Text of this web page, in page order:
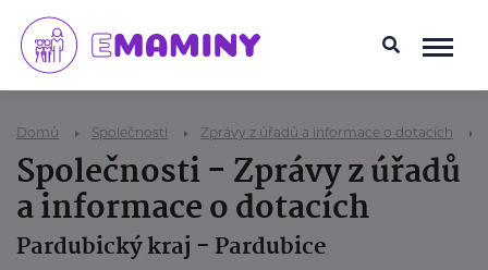
Domů Společnosti Zprávy z úřadů a informace o dotacích
Společnosti - Zprávy z úřadů
a informace o dotacích
Pardubický kraj - Pardubice